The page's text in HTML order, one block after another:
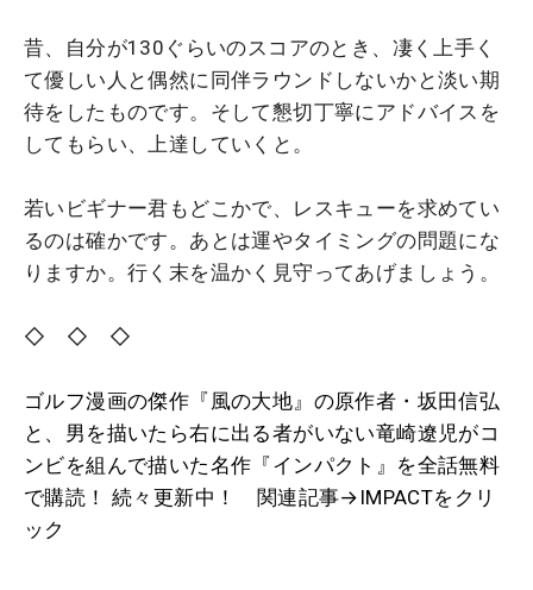
昔、自分が130ぐらいのスコアのとき、凄く上手く
て優しい人と偶然に同伴ラウンドしないかと淡い期
待をしたものです。そして懇切丁寧にアドバイスを
してもらい、上達していくと。
若いビギナー君もどこかで、レスキューを求めてい
るのは確かです。あとは運やタイミングの問題にな
りますか。行く末を温かく見守ってあげましょう。
◇ ◇ ◇
ゴルフ漫画の傑作『風の大地』の原作者・坂田信弘
と、男を描いたら右に出る者がいない竜崎遼児がコ
ンビを組んで描いた名作『インパクト』を全話無料
で購読！ 続々更新中！ 関連記事→IMPACTをクリ
ック